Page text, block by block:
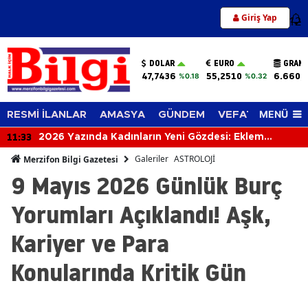
Giriş Yap 12
DOLAR
47,7436 %0.18
EURO
55,2510 %0.32
RESMİ İLANLAR AMASYA GÜNDEM VEFAT EDENLER
MENÜ
11:14
Rüyada Solmuş Çiçek Görmek Ne Anlama Gelir? İşte
Merzifon Bilgi Gazetesi Galeriler ASTROLOJİ
9 Mayıs 2026 Günlük Burç
Yorumları Açıklandı! Aşk,
Kariyer ve Para
Konularında Kritik Gün